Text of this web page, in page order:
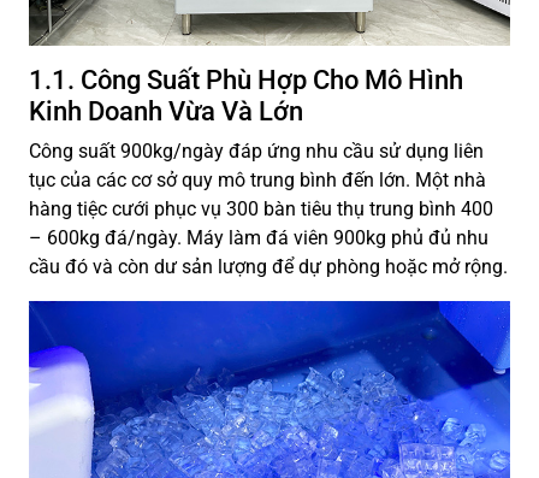
1.1. Công Suất Phù Hợp Cho Mô Hình
Kinh Doanh Vừa Và Lớn
Công suất 900kg/ngày đáp ứng nhu cầu sử dụng liên
tục của các cơ sở quy mô trung bình đến lớn. Một nhà
hàng tiệc cưới phục vụ 300 bàn tiêu thụ trung bình 400
– 600kg đá/ngày. Máy làm đá viên 900kg phủ đủ nhu
cầu đó và còn dư sản lượng để dự phòng hoặc mở rộng.